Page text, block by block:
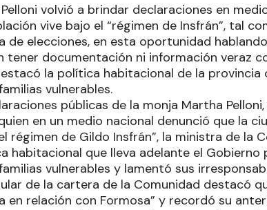
volvió a brindar declaraciones en
vive bajo el “régimen de Insfrán”, tal
de elecciones, en esta oportunidad
tener documentación ni información veraz
la política habitacional de la provincia
vulnerables.
públicas de la monja Martha
en un medio nacional denunció que la
régimen de Gildo Insfrán”, la ministra de la
habitacional que lleva adelante el Gobierno
vulnerables y lamentó sus
de la cartera de la Comunidad destacó
en relación con Formosa” y recordó su